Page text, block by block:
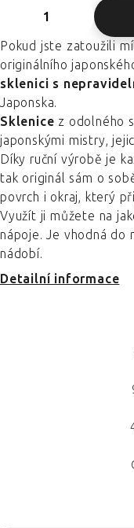
Pokud jste zatoužili
originálního
sklenici s
Japonska.
Sklenice z odolného
japonskými mistry,
Díky ruční výrobě je
tak originál sám o
povrch i okraj, který
Využít ji můžete na
nápoje. Je vhodná do
nádobí.
Detailní informace